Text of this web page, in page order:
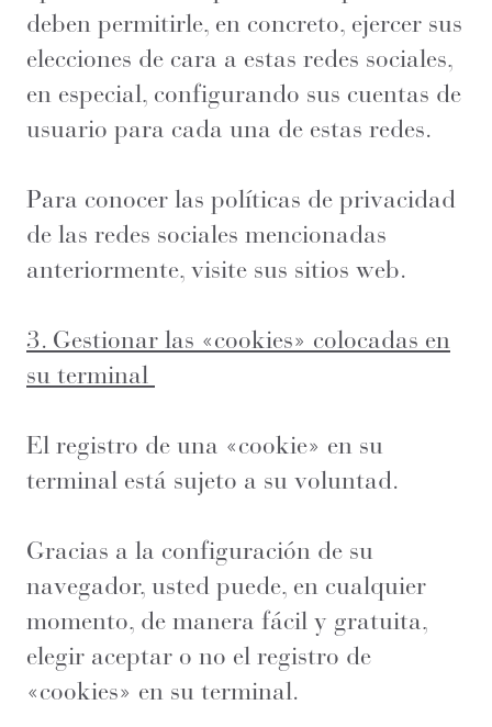
deben permitirle, en concreto, ejercer sus
elecciones de cara a estas redes sociales,
en especial, configurando sus cuentas de
usuario para cada una de estas redes.
Para conocer las políticas de privacidad
de las redes sociales mencionadas
anteriormente, visite sus sitios web.
3. Gestionar las «cookies» colocadas en
su terminal
El registro de una «cookie» en su
terminal está sujeto a su voluntad.
Gracias a la configuración de su
navegador, usted puede, en cualquier
momento, de manera fácil y gratuita,
elegir aceptar o no el registro de
«cookies» en su terminal.